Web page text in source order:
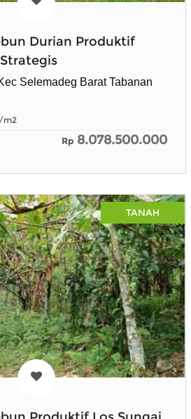
Durian Produktif
Selemadeg Barat Tabanan
m2
Rp 8.078.500.000
TANAH